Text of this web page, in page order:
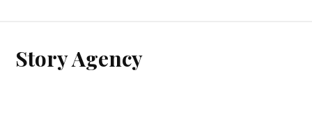
Story Agency